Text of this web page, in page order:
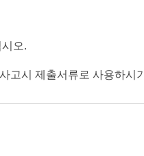
오.
고시 제출서류로 사용하시기